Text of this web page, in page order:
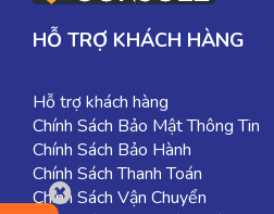
HỖ TRỢ KHÁCH HÀNG
Hỗ trợ khách hàng
Chính Sách Bảo Mật Thông Tin
Chính Sách Bảo Hành
Chính Sách Thanh Toán
Chính Sách Vận Chuyển